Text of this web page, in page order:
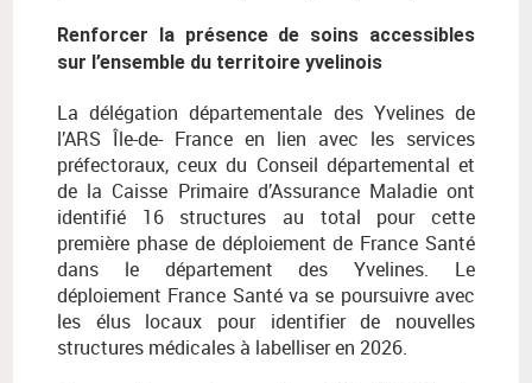
Renforcer la présence de soins accessibles
sur l’ensemble du territoire yvelinois
La délégation départementale des Yvelines de
l’ARS Île-de- France en lien avec les services
préfectoraux, ceux du Conseil départemental et
de la Caisse Primaire d’Assurance Maladie ont
identifié 16 structures au total pour cette
première phase de déploiement de France Santé
dans le département des Yvelines. Le
déploiement France Santé va se poursuivre avec
les élus locaux pour identifier de nouvelles
structures médicales à labelliser en 2026.